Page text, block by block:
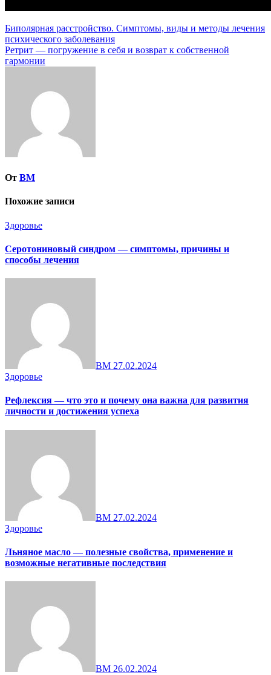
Навигация
по
записям
Биполярная расстройство. Симптомы, виды и методы лечения
психического заболевания
Ретрит — погружение в себя и возврат к собственной
гармонии
От ВМ
Похожие записи
Здоровье
Серотониновый синдром — симптомы, причины и
способы лечения
ВМ 27.02.2024
Здоровье
Рефлексия — что это и почему она важна для развития
личности и достижения успеха
ВМ 27.02.2024
Здоровье
Льняное масло — полезные свойства, применение и
возможные негативные последствия
ВМ 26.02.2024